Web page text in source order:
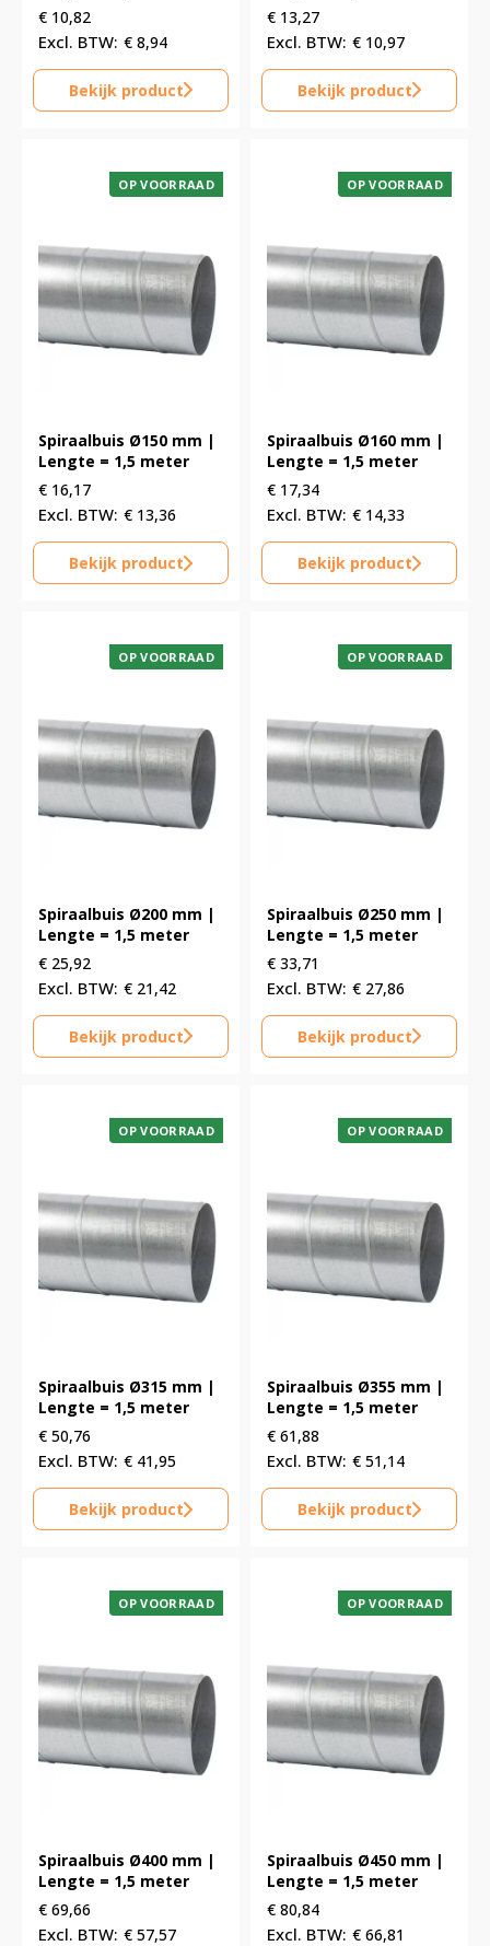
€ 10,82
€ 8,94
Bekijk product
€ 13,27
€ 10,97
Bekijk product
OP VOORRAAD
Spiraalbuis Ø150 mm |
Lengte = 1,5 meter
€ 16,17
€ 13,36
Bekijk product
OP VOORRAAD
Spiraalbuis Ø160 mm |
Lengte = 1,5 meter
€ 17,34
€ 14,33
Bekijk product
OP VOORRAAD
Spiraalbuis Ø200 mm |
Lengte = 1,5 meter
€ 25,92
€ 21,42
Bekijk product
OP VOORRAAD
Spiraalbuis Ø250 mm |
Lengte = 1,5 meter
€ 33,71
€ 27,86
Bekijk product
OP VOORRAAD
Spiraalbuis Ø315 mm |
Lengte = 1,5 meter
€ 50,76
€ 41,95
Bekijk product
OP VOORRAAD
Spiraalbuis Ø355 mm |
Lengte = 1,5 meter
€ 61,88
€ 51,14
Bekijk product
OP VOORRAAD
Spiraalbuis Ø400 mm |
Lengte = 1,5 meter
€ 69,66
€ 57,57
OP VOORRAAD
Spiraalbuis Ø450 mm |
Lengte = 1,5 meter
€ 80,84
€ 66,81